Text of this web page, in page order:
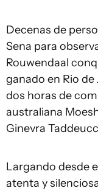
Decenas de
Sena para
Rouwendaal
ganado en Rio
dos horas de
australiana
Ginevra
Largando desde
atenta y